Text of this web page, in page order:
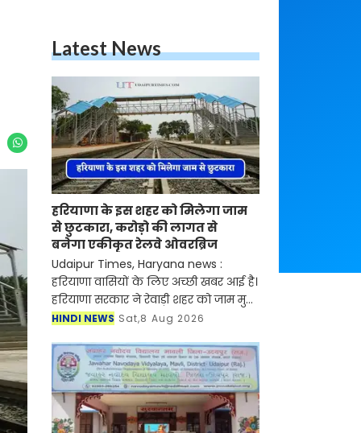
Latest News
हरियाणा के इस शहर को मिलेगा जाम
से छुटकारा, करोड़ो की लागत से
बनेगा एकीकृत रेलवे ओवरब्रिज
Udaipur Times, Haryana news :
हरियाणा वासियों के लिए अच्छी खबर आई है।
हरियाणा सरकार ने रेवाड़ी शहर को जाम मुक्त
करने का फैसला लिया है। सरकार ने शहर में
के लिए बड़
HINDI NEWS Sat,8 Aug 2026